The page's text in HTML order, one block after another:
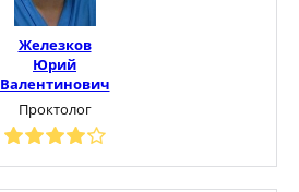
Железков
Юрий
Валентинович
Проктолог